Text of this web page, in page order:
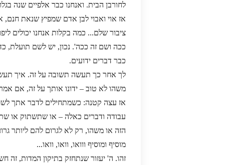
לחורבן הבית. ואנחנו כבר אלפיים שנה
אז אוי ואבוי לבן אדם שמפיץ שנאת
ציבור שלם... כמה בקלות אנחנו יכולים
ככה ושם זה ככה'. נכון, יש לשם תועלת,
כבר דברים ידועים.
לך אחר כך תעשה תשובה על זה. איך
משהו לא טוב – ידונו אותך על זה, אם
אז עצה קטנה: כשמתחילים לדבר אתך
עבודה ודברים כאלה – או שתשתוק או
הזה או משהו, רק לא לגרום להם ליותר
מוסיף ומוסיף ווואו, וואו, וואו...
זהו. ה' יעזור שנתחזק בתיקון המדות,